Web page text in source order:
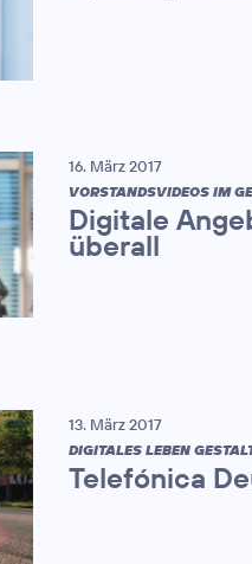
16. März 2017
VORSTANDSVIDEOS IM
Digitale
überall
13. März 2017
DIGITALES LEBEN
Telefónica